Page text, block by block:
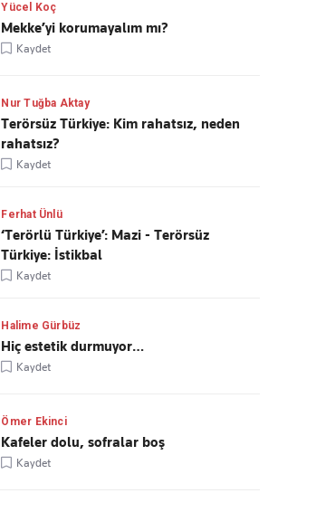
Yücel Koç
Mekke’yi korumayalım mı?
Kaydet
Nur Tuğba Aktay
Terörsüz Türkiye: Kim rahatsız, neden
rahatsız?
Kaydet
Ferhat Ünlü
‘Terörlü Türkiye’: Mazi - Terörsüz
Türkiye: İstikbal
Kaydet
Halime Gürbüz
Hiç estetik durmuyor…
Kaydet
Ömer Ekinci
Kafeler dolu, sofralar boş
Kaydet